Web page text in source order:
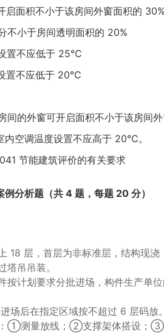
启面积不小于该房间外窗面积的
不小于房间透明面积的 20%
置不应低于 25℃
置不应低于 20℃
间的外窗可开启面积不小于该房
空调温度设置不应高于 20℃。
节能建筑评价的有关要求
例分析题（共 4 题，每题 20 分）
18 层，首层为非标准层，结构现
塔吊吊装。
按计划要求分批进场，构件生产单
场后在指定区域按不超过 6 层码
：①测量放线；②支撑架体搭设